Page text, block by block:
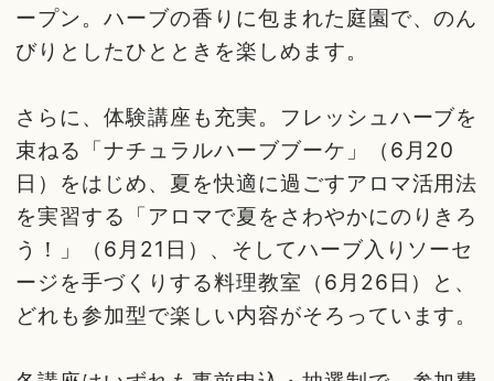
ープン。ハーブの香りに包まれた庭園で、のん
びりとしたひとときを楽しめます。
さらに、体験講座も充実。フレッシュハーブを
束ねる「ナチュラルハーブブーケ」（6月20
日）をはじめ、夏を快適に過ごすアロマ活用法
を実習する「アロマで夏をさわやかにのりきろ
う！」（6月21日）、そしてハーブ入りソーセ
ージを手づくりする料理教室（6月26日）と、
どれも参加型で楽しい内容がそろっています。